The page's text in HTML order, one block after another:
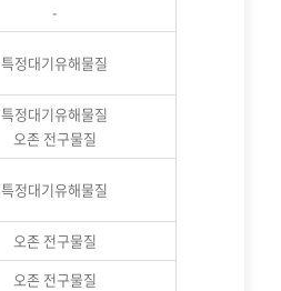
-
특정대기유해물질
특정대기유해물질
오존 전구물질
특정대기유해물질
오존 전구물질
오존 전구물질